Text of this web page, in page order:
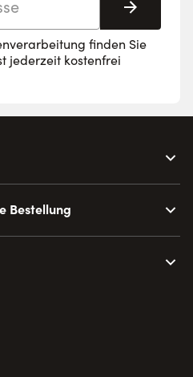
finden Sie
jederzeit kostenfrei
Bestellung